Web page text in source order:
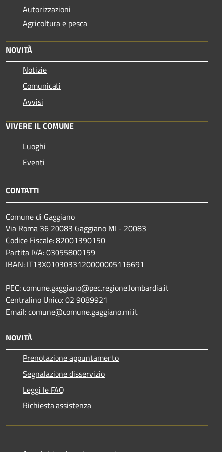
Autorizzazioni
Agricoltura e pesca
NOVITÀ
Notizie
Comunicati
Avvisi
VIVERE IL COMUNE
Luoghi
Eventi
CONTATTI
Comune di Gaggiano
Via Roma 36 20083 Gaggiano MI - 20083
Codice Fiscale: 82001390150
Partita IVA: 03055800159
IBAN: IT13X0103033120000005116691
PEC: comune.gaggiano@pec.regione.lombardia.it
Centralino Unico: 02 9089921
Email: comune@comune.gaggiano.mi.it
NOVITÀ
Prenotazione appuntamento
Segnalazione disservizio
Leggi le FAQ
Richiesta assistenza